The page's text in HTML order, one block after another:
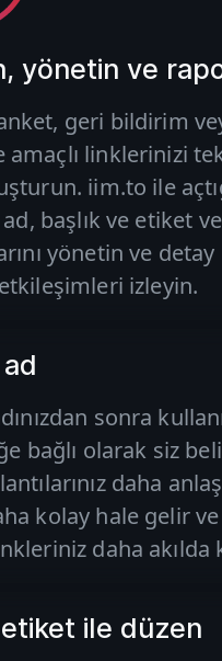
yönetin ve
geri bildirim
linklerinizi
iim.to ile
başlık ve etiket
yönetin ve detay
izleyin.
sonra
bağlı olarak siz
daha
kolay hale gelir ve
daha akılda
etiket ile düzen